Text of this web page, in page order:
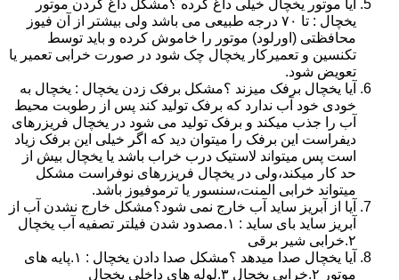
آیا موتور یخچال خیلی داغ کرده ؟مشکل داغ کردن موتور
یخچال : تا ۷۰ درجه طبیعی می باشد ولی بیشتر از آن فیوز
محافظتی (اورلود) موتور را خاموش کرده و باید توسط
تکنسین و تعمیرکار یخچال چک شود در صورت خرابی تعمیر یا
تعویض شود.
آیا یخچال برفک میزند ؟مشکل برفک زدن یخچال : یخچال به
خودی خود آب ندارد که برفک تولید کند پس از رطوبت محیط
آب را جذب میکند و برفک تولید می شود در یخچال فریزرهای
دیفراست این برفک را میتوان دید که اگر خیلی این برفک زیاد
است پس میتواند لاستیک درب خراب باشد یا یخچال بیش از
حد کار میکند،ولی در یخچال فریزرهای نوفراست مشکل
میتواند خرابی المنت،سنسور یا ترموفیوز باشد.
آیا از آبریز ساید آب خارج نمی شود؟مشکل خارج نشدن آب از
آبریز ساید بای ساید : ۱.مصدود شدن فیلتر تصفیه آب یخچال
۲.خرابی شیر برقی
آیا یخچال صدا میدهد ؟مشکل صدا دادن یخچال : ۱.پایه های
موتور ۲.خرابی یخچال ۳.لوله های داخلی یخچال